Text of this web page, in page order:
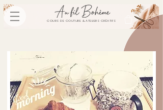
COURS DE COUTURE & ATELIERS CRÉATIFS